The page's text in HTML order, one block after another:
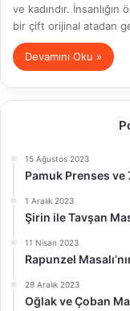
ve kadındır.
bir çift orijinal atadan
Devamını Oku »
15 Ağustos 2023
Pamuk Prenses ve
1 Aralık 2023
Şirin ile Tavşan
11 Nisan 2023
Rapunzel
29 Aralık 2023
Oğlak ve Çoban